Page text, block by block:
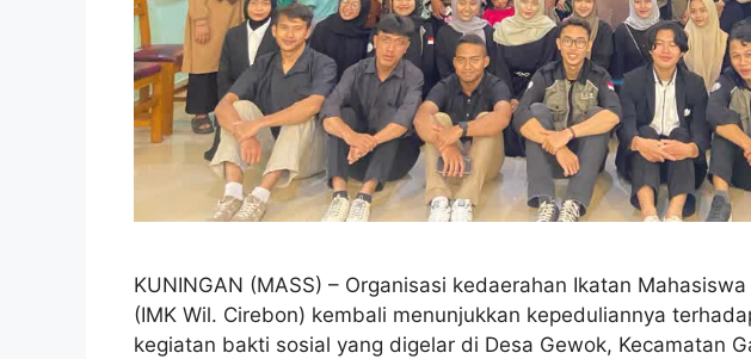
KUNINGAN (MASS) – Organisasi kedaerahan Ikatan
(IMK Wil. Cirebon) kembali menunjukkan kepeduliannya
kegiatan bakti sosial yang digelar di Desa Gewok, Kecamatan